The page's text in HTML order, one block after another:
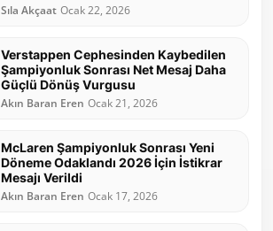
Sıla Akçaat Ocak 22, 2026
Verstappen Cephesinden Kaybedilen
Şampiyonluk Sonrası Net Mesaj Daha
Güçlü Dönüş Vurgusu
Akın Baran Eren Ocak 21, 2026
McLaren Şampiyonluk Sonrası Yeni
Döneme Odaklandı 2026 İçin İstikrar
Mesajı Verildi
Akın Baran Eren Ocak 17, 2026